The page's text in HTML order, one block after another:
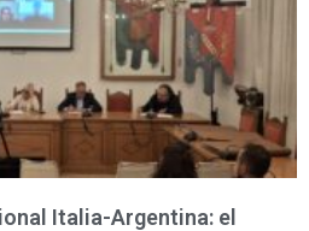
Italia-Argentina: el